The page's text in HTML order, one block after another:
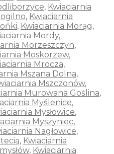
, Kwiaciarnia
, Kwiaciarnia
, Kwiaciarnia Morąg,
Mordy,
Morzeszczyn,
Moskorzew,
Mrocza,
Mszana Dolna,
Mszczonów,
Murowana Goślina,
Myślenice,
Mysłowice,
Myszyniec,
Nagłowice,
, Kwiaciarnia
, Kwiaciarnia